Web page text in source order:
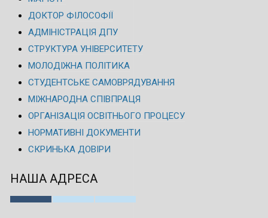
ДОКТОР ФІЛОСОФІЇ
АДМІНІСТРАЦІЯ ДПУ
СТРУКТУРА УНІВЕРСИТЕТУ
МОЛОДІЖНА ПОЛІТИКА
СТУДЕНТСЬКЕ САМОВРЯДУВАННЯ
МІЖНАРОДНА СПІВПРАЦЯ
ОРГАНІЗАЦІЯ ОСВІТНЬОГО ПРОЦЕСУ
НОРМАТИВНІ ДОКУМЕНТИ
СКРИНЬКА ДОВІРИ
НАША АДРЕСА